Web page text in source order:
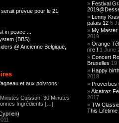
prévue pour le 21
in peace ...
(BBS)
@ Ancienne Belgique,
et aux poivrons
Cuisson: 30 Minutes
Ingrédients […]
Festival
Lenny
palais 12 6
My
2019
Orange
rire ! 1 June
Concert
Bruxelles 19
Happy
2018
Proverbes
Alcatraz
2017
TW
This Lifetime